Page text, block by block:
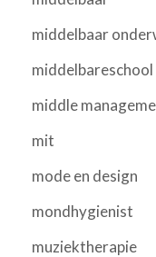
middelbaar
middelbareschool
middle
mit
mode en design
mondhygienist
muziektherapie